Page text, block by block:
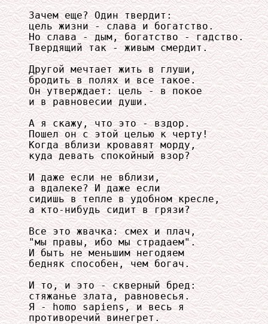
Зачем еще? Один твердит:
цель жизни - слава и богатство.
Но слава - дым, богатство - гадство.
Твердящий так - живым смердит.
Другой мечтает жить в глуши,
бродить в полях и все такое.
Он утверждает: цель - в покое
и в равновесии души.
А я скажу, что это - вздор.
Пошел он с этой целью к черту!
Когда вблизи кровавят морду,
куда девать спокойный взор?
И даже если не вблизи,
а вдалеке? И даже если
сидишь в тепле в удобном кресле,
а кто-нибудь сидит в грязи?
Все это жвачка: смех и плач,
"мы правы, ибо мы страдаем".
И быть не меньшим негодяем
бедняк способен, чем богач.
И то, и это - скверный бред:
стяжанье злата, равновесья.
Я - homo sapiens, и весь я
противоречий винегрет.